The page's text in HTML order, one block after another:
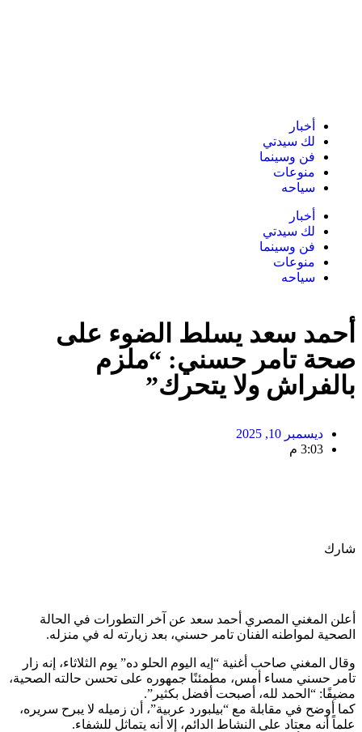
أخبار
لك سيدتي
فن وسينما
منوعات
سياحه
أخبار
لك سيدتي
فن وسينما
منوعات
سياحه
أحمد سعد يسلط الضوء على
صحة تامر حسني: “ملزم
بالفراش ولا يتحرك”
ديسمبر 10, 2025
3:03 م
شارك
أعلن المغني المصري أحمد سعد عن آخر التطورات في الحالة
الصحية لمواطنه الفنان تامر حسني، بعد زيارته له في منزله.
وقال المغني صاحب أغنية “إيه اليوم الحلو ده” يوم الثلاثاء، إنه زار
تامر حسني مساء أمس، مطمئنًا جمهوره على تحسن حالته الصحية،
مضيفًا: “الحمد لله، أصبحت أفضل بكثير”.
كما أوضح في مقابلة مع “بيلبورد عربية”، أن زميله لا يبرح سريره،
علماً أنه معتاد على النشاط الدائم، إلا أنه يتماثل للشفاء.